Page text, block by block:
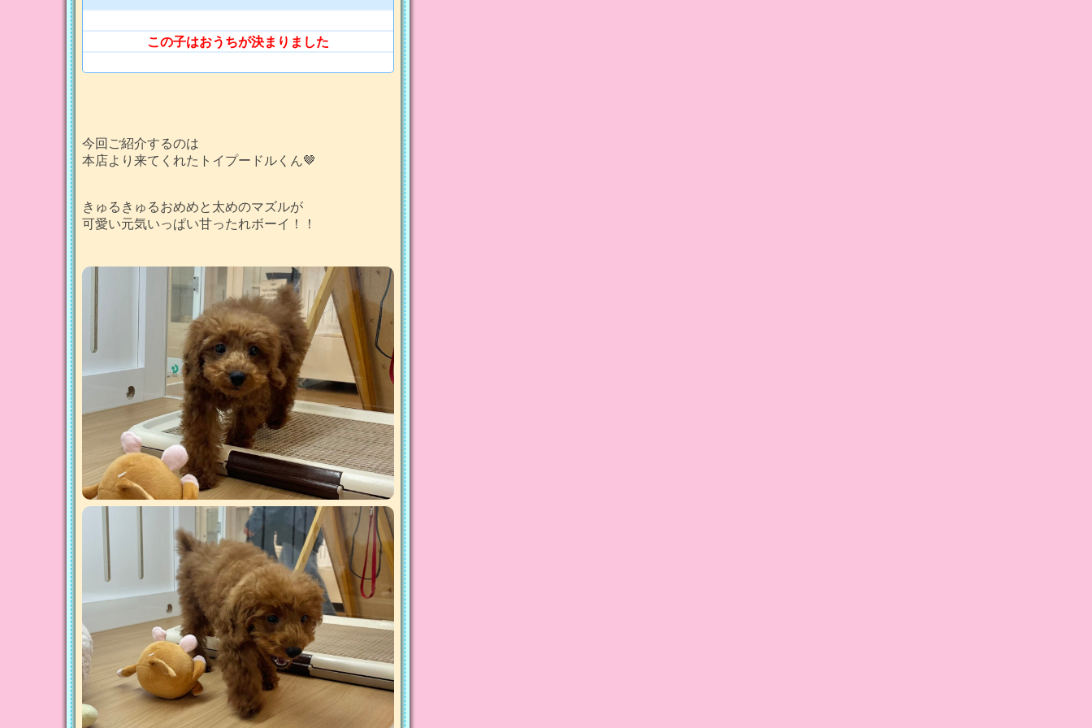
この子はおうちが決まりました
今回ご紹介するのは
本店より来てくれたトイプードルくん🤎
きゅるきゅるおめめと太めのマズルが
可愛い元気いっぱい甘ったれボーイ！！